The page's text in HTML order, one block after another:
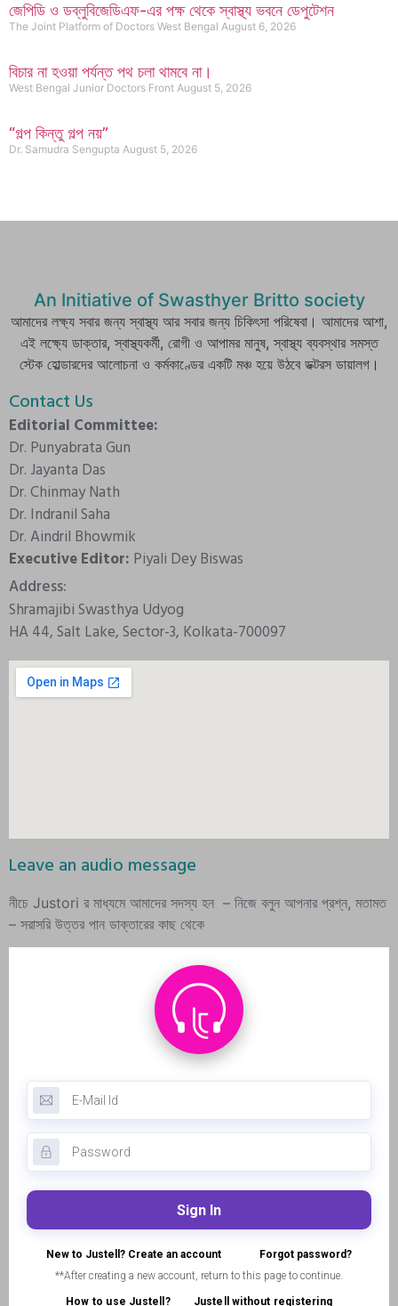
জেপিডি ও ডব্লুবিজেডিএফ-এর পক্ষ থেকে স্বাস্থ্য ভবনে ডেপুটেশন
The Joint Platform of Doctors West Bengal August 6, 2026
বিচার না হওয়া পর্যন্ত পথ চলা থামবে না।
West Bengal Junior Doctors Front August 5, 2026
“গল্প কিন্তু গল্প নয়”
Dr. Samudra Sengupta August 5, 2026
An Initiative of Swasthyer Britto society
আমাদের লক্ষ্য সবার জন্য স্বাস্থ্য আর সবার জন্য চিকিৎসা পরিষেবা। আমাদের আশা,
এই লক্ষ্যে ডাক্তার, স্বাস্থ্যকর্মী, রোগী ও আপামর মানুষ, স্বাস্থ্য ব্যবস্থার সমস্ত
স্টেক হোল্ডারদের আলোচনা ও কর্মকাণ্ডের একটি মঞ্চ হয়ে উঠবে ডক্টরস ডায়ালগ।
Contact Us
Editorial Committee:
Dr. Punyabrata Gun
Dr. Jayanta Das
Dr. Chinmay Nath
Dr. Indranil Saha
Dr. Aindril Bhowmik
Executive Editor: Piyali Dey Biswas
Address:
Shramajibi Swasthya Udyog
HA 44, Salt Lake, Sector-3, Kolkata-700097
Leave an audio message
নীচে Justori র মাধ্যমে আমাদের সদস্য হন – নিজে বলুন আপনার প্রশ্ন, মতামত
– সরাসরি উত্তর পান ডাক্তারের কাছ থেকে